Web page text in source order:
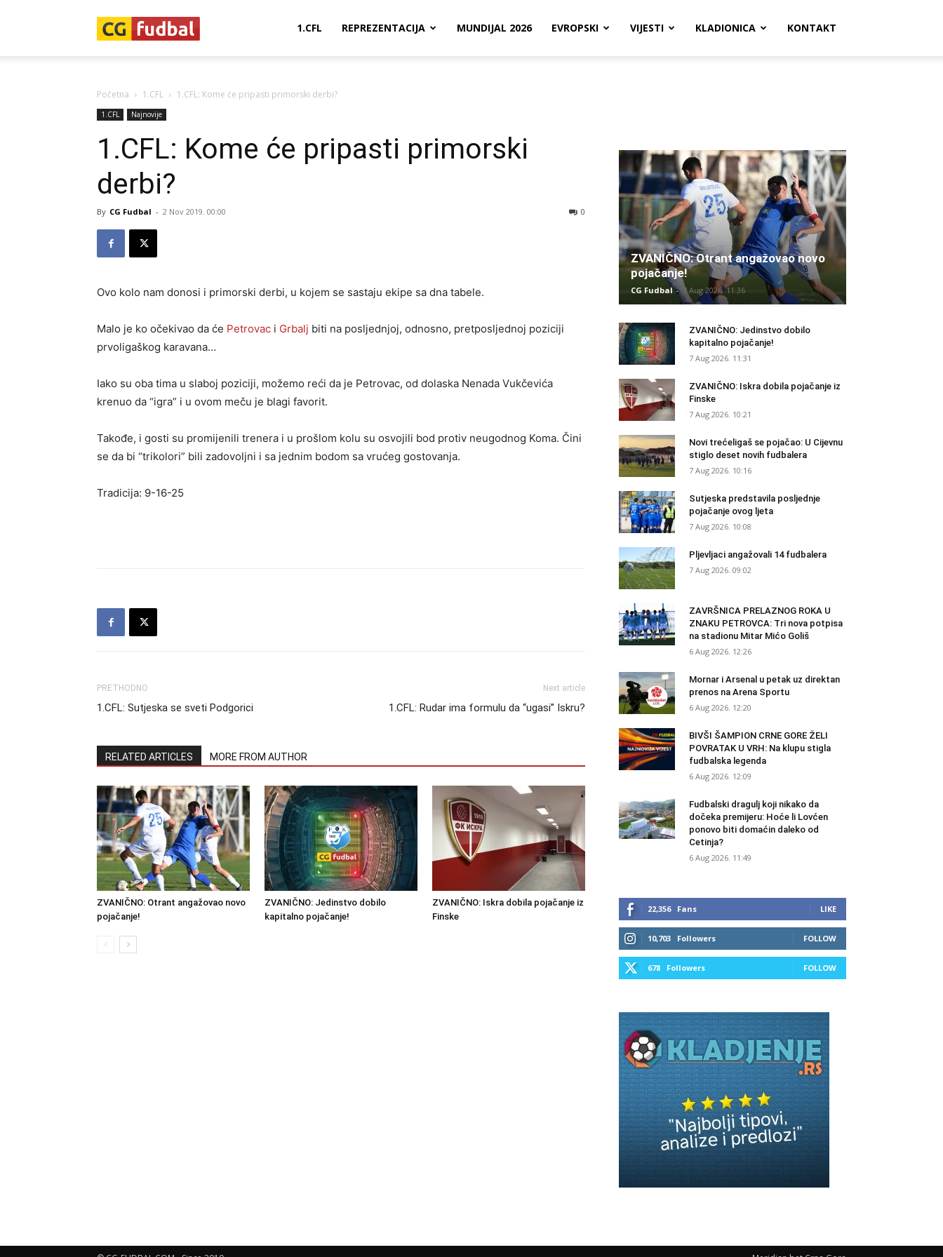
1.CFL REPREZENTACIJA MUNDIJAL 2026 EVROPSKI VIJESTI KLADIONICA KONTAKT
Početna 1.CFL 1.CFL: Kome će pripasti primorski derbi?
1.CFL Najnovije
1.CFL: Kome će pripasti primorski
derbi?
By CG Fudbal - 2 Nov 2019. 00:00 0
Ovo kolo nam donosi i primorski derbi, u kojem se sastaju ekipe sa dna tabele.
Malo je ko očekivao da će Petrovac i Grbalj biti na posljednjoj, odnosno, pretposljednoj poziciji
prvoligaškog karavana…
Iako su oba tima u slaboj poziciji, možemo reći da je Petrovac, od dolaska Nenada Vukčevića
krenuo da “igra” i u ovom meču je blagi favorit.
Takođe, i gosti su promijenili trenera i u prošlom kolu su osvojili bod protiv neugodnog Koma. Čini
se da bi “trikolori” bili zadovoljni i sa jednim bodom sa vrućeg gostovanja.
Tradicija: 9-16-25
PRETHODNO
1.CFL: Sutjeska se sveti Podgorici
Next article
1.CFL: Rudar ima formulu da “ugasi” Iskru?
RELATED ARTICLES MORE FROM AUTHOR
ZVANIČNO: Otrant angažovao novo
pojačanje!
ZVANIČNO: Jedinstvo dobilo
kapitalno pojačanje!
ZVANIČNO: Iskra dobila pojačanje iz
Finske
ZVANIČNO: Otrant angažovao novo
pojačanje!
CG Fudbal - 7 Aug 2026. 11:36
ZVANIČNO: Jedinstvo dobilo
kapitalno pojačanje!
7 Aug 2026. 11:31
ZVANIČNO: Iskra dobila pojačanje iz
Finske
7 Aug 2026. 10:21
Novi trećeligaš se pojačao: U Cijevnu
stiglo deset novih fudbalera
7 Aug 2026. 10:16
Sutjeska predstavila posljednje
pojačanje ovog ljeta
7 Aug 2026. 10:08
Pljevljaci angažovali 14 fudbalera
7 Aug 2026. 09:02
ZAVRŠNICA PRELAZNOG ROKA U
ZNAKU PETROVCA: Tri nova potpisa
na stadionu Mitar Mićo Goliš
6 Aug 2026. 12:26
Mornar i Arsenal u petak uz direktan
prenos na Arena Sportu
6 Aug 2026. 12:20
BIVŠI ŠAMPION CRNE GORE ŽELI
POVRATAK U VRH: Na klupu stigla
fudbalska legenda
6 Aug 2026. 12:09
Fudbalski dragulj koji nikako da
dočeka premijeru: Hoće li Lovćen
ponovo biti domaćin daleko od
Cetinja?
6 Aug 2026. 11:49
22,356 Fans LIKE
10,703 Followers FOLLOW
678 Followers FOLLOW